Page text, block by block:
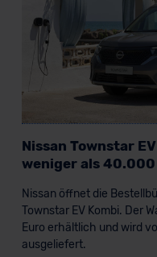
Nissan Townstar
weniger als 40.000
Nissan öffnet die
Townstar EV Kombi. Der
Euro erhältlich und wird
ausgeliefert.